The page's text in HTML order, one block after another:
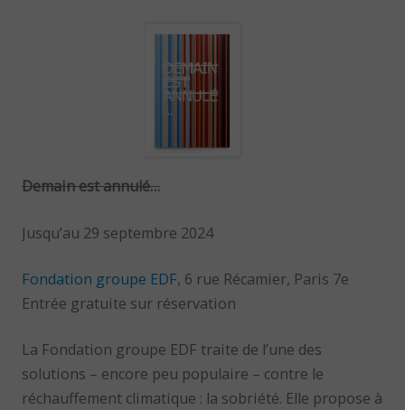
Demain est annulé…
Jusqu’au 29 septembre 2024
Fondation groupe EDF, 6 rue Récamier, Paris 7e
Entrée gratuite sur réservation
La Fondation groupe EDF traite de l’une des
solutions – encore peu populaire – contre le
réchauffement climatique : la sobriété. Elle propose à